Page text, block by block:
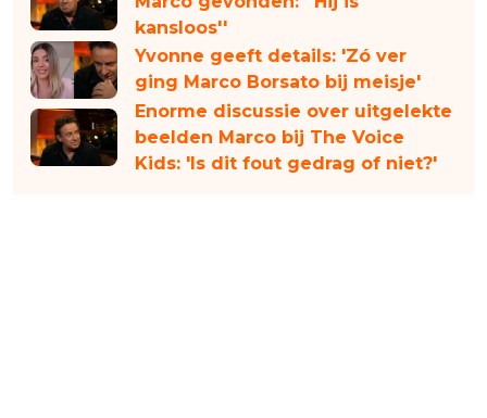
kansloos''
Yvonne geeft details: 'Zó ver
ging Marco Borsato bij meisje'
Enorme discussie over uitgelekte
beelden Marco bij The Voice
Kids: 'Is dit fout gedrag of niet?'